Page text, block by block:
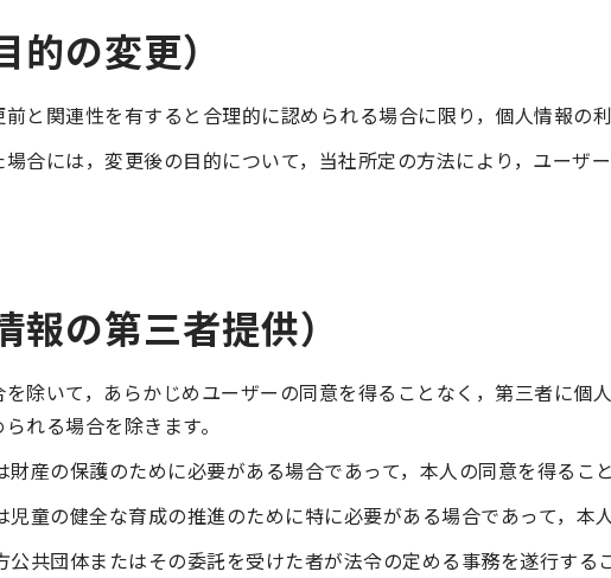
の変更）
と関連性を有すると合理的に認められる場合に限り，個人情報の
合には，変更後の目的について，当社所定の方法により，ユーザ
の第三者提供）
除いて，あらかじめユーザーの同意を得ることなく，第三者に個
れる場合を除きます。
財産の保護のために必要がある場合であって，本人の同意を得るこ
児童の健全な育成の推進のために特に必要がある場合であって，本
公共団体またはその委託を受けた者が法令の定める事務を遂行す